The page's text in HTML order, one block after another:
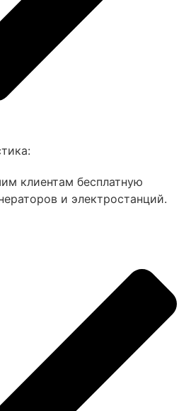
клиентам бесплатную
и электростанций.